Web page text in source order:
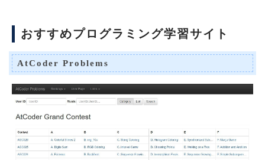
おすすめプログラミング学習サイト
AtCoder Problems